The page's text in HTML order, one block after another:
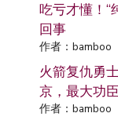
吃亏才懂！“
回事
作者：bamboo
火箭复仇勇
京，最大功
作者：bamboo